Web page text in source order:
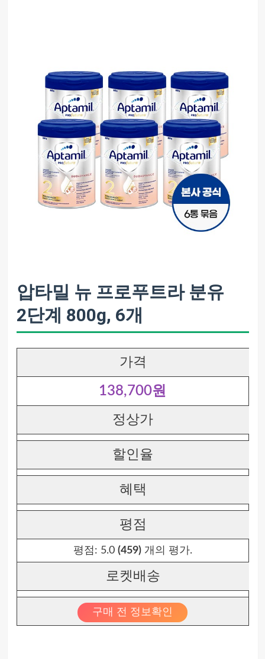
압타밀 뉴 프로푸트라 분유
2단계 800g, 6개
가격
138,700원
정상가
할인율
혜택
평점
평점: 5.0 (459)개의 평가.
로켓배송
구매 전 정보확인